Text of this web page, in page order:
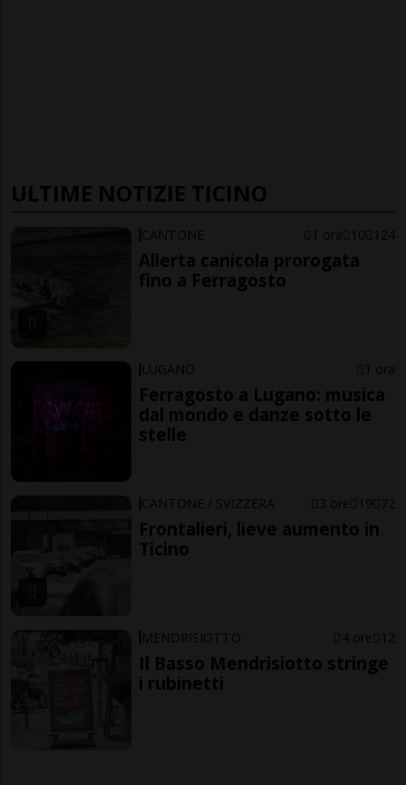
ULTIME NOTIZIE TICINO
CANTONE 1 ora 10 124
Allerta canicola prorogata
fino a Ferragosto
LUGANO 1 ora
Ferragosto a Lugano: musica
dal mondo e danze sotto le
stelle
CANTONE / SVIZZERA 3 ore 19 72
Frontalieri, lieve aumento in
Ticino
MENDRISIOTTO 4 ore 12
Il Basso Mendrisiotto stringe
i rubinetti